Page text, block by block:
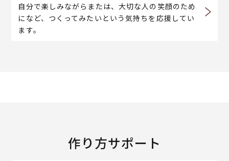
自分で楽しみながらまたは、大切な人の笑顔のため
になど、つくってみたいという気持ちを応援してい
ます。
作り方サポート